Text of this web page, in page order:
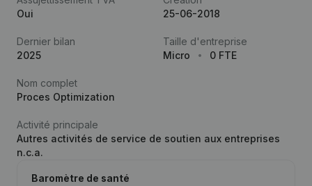
Oui
25-06-2018
Dernier bilan
2025
Taille d'entreprise
Micro
0 FTE
Nom complet
Proces Optimization
Activité principale
Autres activités de service de soutien aux entreprises
n.c.a.
Baromètre de santé